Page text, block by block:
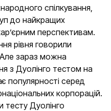
спілкування,
до найкращих
перспективам.
рівня говорили
зараз можна
з Дуолінго тестом на
популярності серед
корпорацій.
тесту Дуолінго